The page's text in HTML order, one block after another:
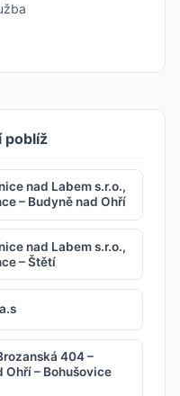
poblíž
nad Labem s.r.o.,
– Budyně nad Ohří
nad Labem s.r.o.,
– Štětí
404 –
Ohří – Bohušovice